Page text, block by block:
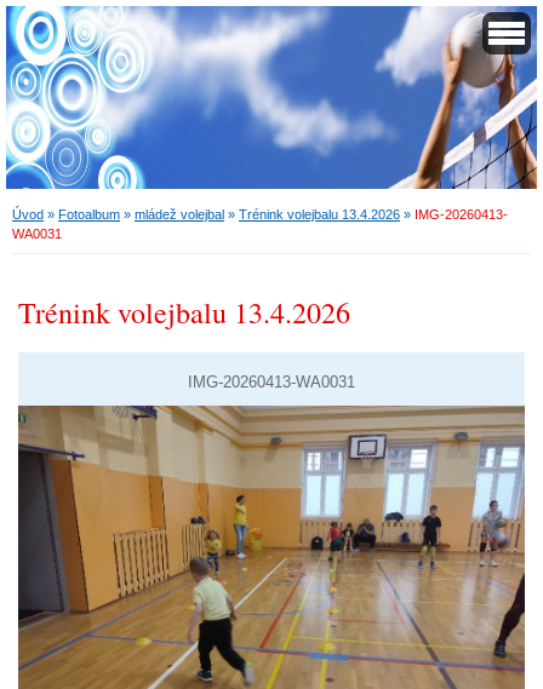
Úvod » Fotoalbum » mládež volejbal » Trénink volejbalu 13.4.2026 » IMG-20260413-
WA0031
Trénink volejbalu 13.4.2026
IMG-20260413-WA0031